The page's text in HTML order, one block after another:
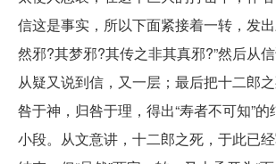
信这是事实，所以下面紧接着一转，发
然邪?其梦邪?其传之非其真邪?”然后从
从疑又说到信，又一层；最后把十二郎
咎于神，归咎于理，得出“寿者不可知”
小段。从文意讲，十二郎之死，于此已